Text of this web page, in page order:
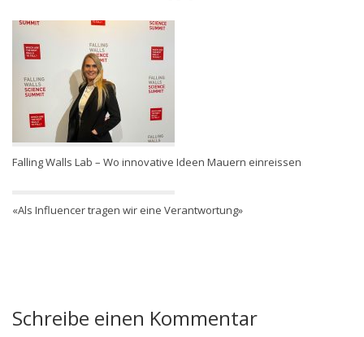
Falling Walls Lab – Wo innovative Ideen Mauern einreissen
«Als Influencer tragen wir eine Verantwortung»
Schreibe einen Kommentar